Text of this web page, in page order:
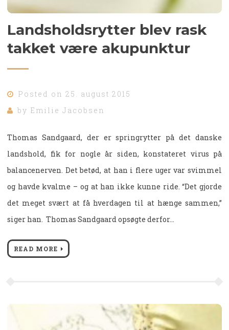
Landsholdsrytter blev rask
takket være akupunktur
Posted on 25. august 2015
by Emilie Jacobsen
Thomas Sandgaard, der er springrytter på det danske
landshold, fik for nogle år siden, konstateret virus på
balancenerven. Det betød, at han i flere uger var svimmel
og havde kvalme – og at han ikke kunne ride. “Det gjorde
det meget svært at få hverdagen til at hænge sammen,”
siger han. Thomas Sandgaard opsøgte derfor…
READ MORE